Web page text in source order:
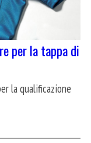
per la tappa di
la qualificazione